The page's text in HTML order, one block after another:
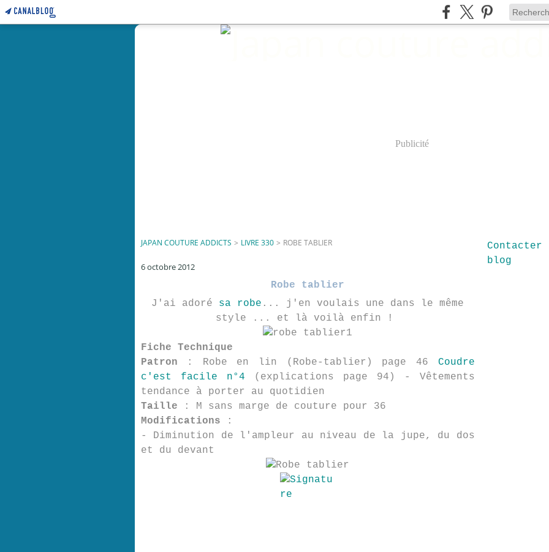
Publicité
JAPAN COUTURE ADDICTS > LIVRE 330 > ROBE TABLIER
6 octobre 2012
Robe tablier
J'ai adoré sa robe ... j'en voulais une dans le même
style ... et là voilà enfin !
Fiche Technique
Patron
: Robe en lin (Robe-tablier) page 46 Coudre
c'est facile n°4 (explications page 94) - Vêtements
tendance à porter au quotidien
Taille
: M sans marge de couture pour 36
Modifications
:
- Diminution de l'ampleur au niveau de la jupe, du dos
et du devant
blog